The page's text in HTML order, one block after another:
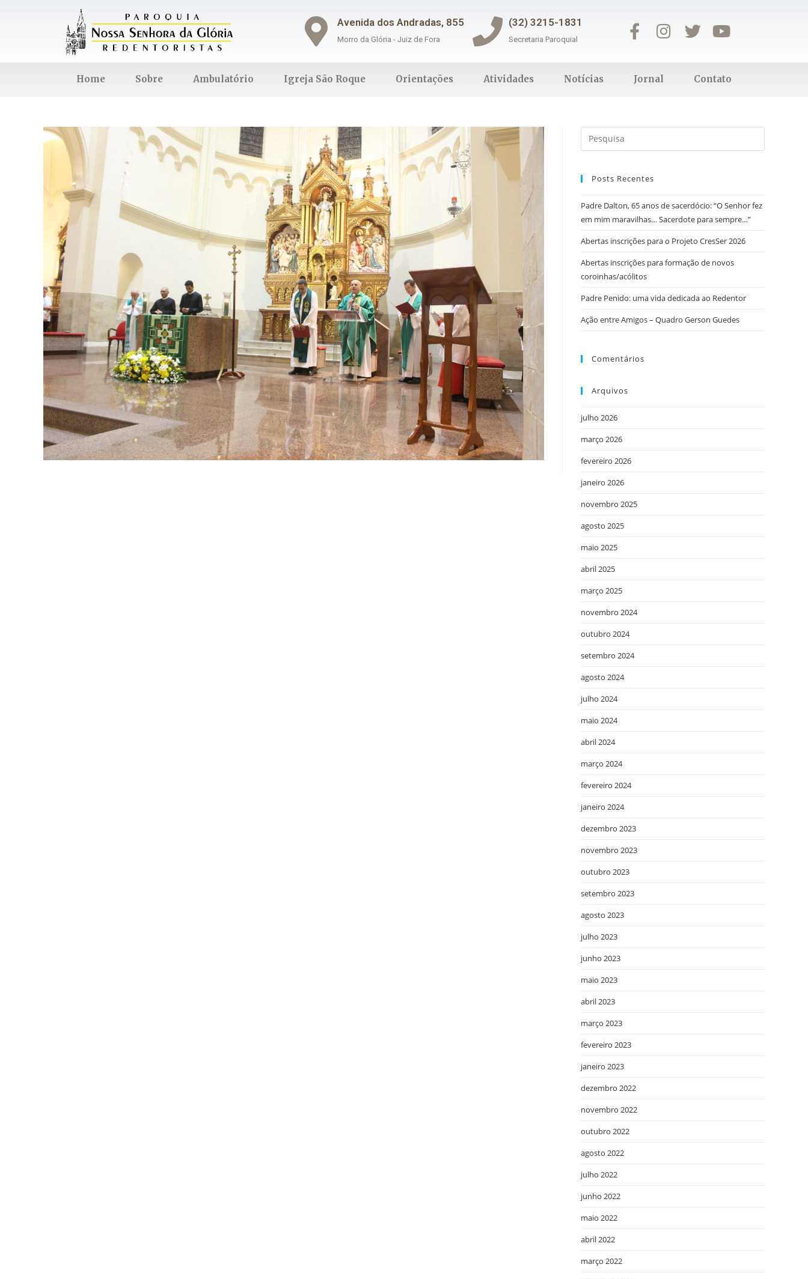
Avenida dos Andradas, 855
Morro da Glória - Juiz de Fora
(32) 3215-1831
Secretaria Paroquial
Home Sobre Ambulatório Igreja São Roque Orientações Atividades Notícias Jornal Contato
Posts Recentes
Padre Dalton, 65 anos de sacerdócio: “O Senhor fez
em mim maravilhas… Sacerdote para sempre…”
Abertas inscrições para o Projeto CresSer 2026
Abertas inscrições para formação de novos
coroinhas/acólitos
Padre Penido: uma vida dedicada ao Redentor
Ação entre Amigos – Quadro Gerson Guedes
Comentários
Arquivos
julho 2026
março 2026
fevereiro 2026
janeiro 2026
novembro 2025
agosto 2025
maio 2025
abril 2025
março 2025
novembro 2024
outubro 2024
setembro 2024
agosto 2024
julho 2024
maio 2024
abril 2024
março 2024
fevereiro 2024
janeiro 2024
dezembro 2023
novembro 2023
outubro 2023
setembro 2023
agosto 2023
julho 2023
junho 2023
maio 2023
abril 2023
março 2023
fevereiro 2023
janeiro 2023
dezembro 2022
novembro 2022
outubro 2022
agosto 2022
julho 2022
junho 2022
maio 2022
abril 2022
março 2022